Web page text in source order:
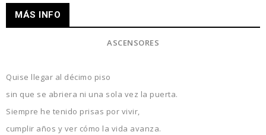
MÁS INFO
ASCENSORES
Quise llegar al décimo piso
sin que se abriera ni una sola vez la puerta.
Siempre he tenido prisas por vivir,
cumplir años y ver cómo la vida avanza.